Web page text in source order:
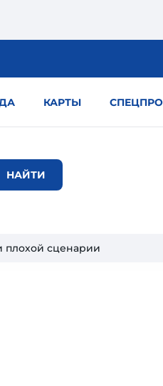
КАРТЫ
плохой сценарии